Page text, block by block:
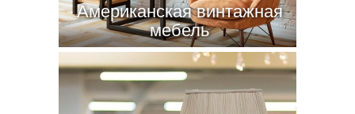
Американская винтажная
мебель